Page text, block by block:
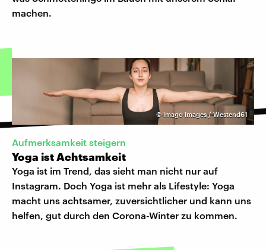
machen.
©imago images / Westend61
Aufmerksamkeit steigern
Yoga ist Achtsamkeit
Yoga ist im Trend, das sieht man nicht nur auf
Instagram. Doch Yoga ist mehr als Lifestyle: Yoga
macht uns achtsamer, zuversichtlicher und kann uns
helfen, gut durch den Corona-Winter zu kommen.